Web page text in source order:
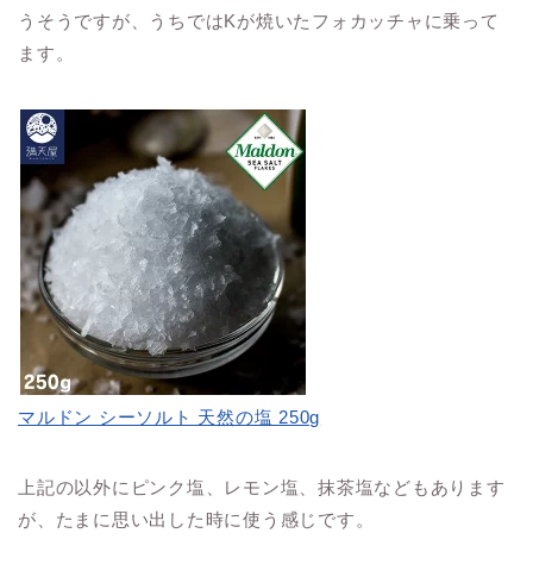
うそうですが、うちではKが焼いたフォカッチャに乗って
ます。
マルドン シーソルト 天然の塩 250g
上記の以外にピンク塩、レモン塩、抹茶塩などもあります
が、たまに思い出した時に使う感じです。